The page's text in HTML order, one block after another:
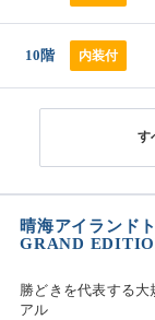
10階 内装付
晴海アイランド
GRAND
勝どきを代表する
アル